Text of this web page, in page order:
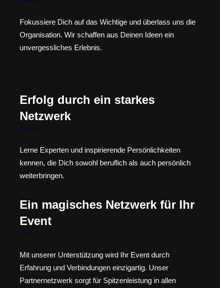
Fokussiere Dich auf das Wichtige und überlass uns die
Organisation. Wir schaffen aus Deinen Ideen ein
unvergessliches Erlebnis.
Erfolg durch ein starkes
Netzwerk
Lerne Experten und inspirierende Persönlichkeiten
kennen, die Dich sowohl beruflich als auch persönlich
weiterbringen.
Ein magisches Netzwerk für Ihr
Event
Mit unserer Unterstützung wird Ihr Event durch
Erfahrung und Verbindungen einzigartig. Unser
Partnernetzwerk sorgt für Spitzenleistung in allen